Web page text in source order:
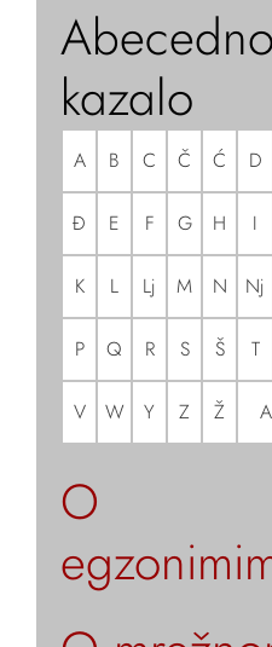
Abecedno
kazalo
A B C Č Ć D
Đ E F G H I
K L Lj M N Nj
P Q R S Š T
V W Y Z Ž
O